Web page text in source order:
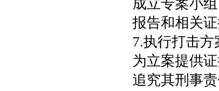
成立专案小
报告和相关
7.执行打击方
为立案提供
追究其刑事